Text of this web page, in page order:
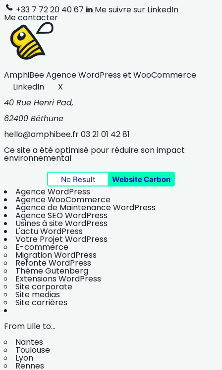
+33 7 72 20 40 67
Me suivre sur LinkedIn
Me contacter
AmphiBeeAgence WordPress et WooCommerce
LinkedIn
X
40 Rue Henri Pad,
62400 Béthune
hello@amphibee.fr03 21 01 42 81
Ce site a été optimisé pour réduire son impact
environnemental
No Result Website Carbon
Agence WordPress
Agence WooCommerce
Agence de Maintenance WordPress
Agence SEO WordPress
Usines à site WordPress
L'actu WordPress
Votre Projet WordPress
E-commerce
Migration WordPress
Refonte WordPress
Thème Gutenberg
Extensions WordPress
Site corporate
Site medias
Site carrières
From Lille to...
Nantes
Toulouse
Lyon
Rennes